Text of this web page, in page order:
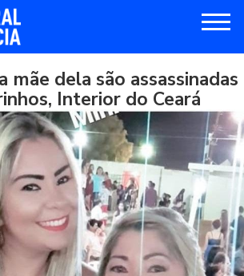
mãe dela são assassinadas
Interior do Ceará